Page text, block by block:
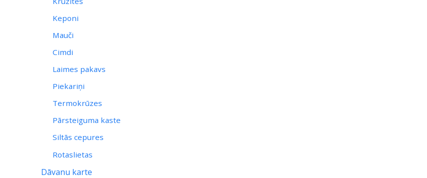
Keponi
Mauči
Cimdi
Laimes pakavs
Piekariņi
Termokrūzes
Pārsteiguma kaste
Siltās cepures
Rotaslietas
Dāvanu karte